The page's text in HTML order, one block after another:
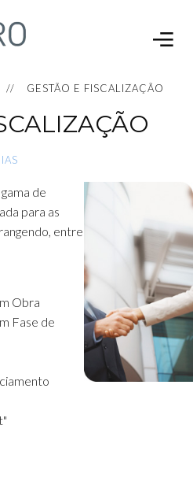
GESTÃO E FISCALIZAÇÃO
de
para as
entre
Obra
Fase de